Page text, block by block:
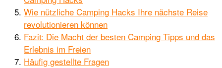
Wie nützliche Camping Hacks Ihre nächste Reise
revolutionieren können
Fazit: Die Macht der besten Camping Tipps und das
Erlebnis im Freien
Häufig gestellte Fragen